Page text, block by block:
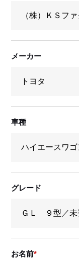
メーカー
車種
グレード
お名前